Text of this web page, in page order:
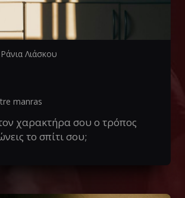
Ράνια Λιάσκου
manras
τον χαρακτήρα σου ο τρόπος
το σπίτι σου;